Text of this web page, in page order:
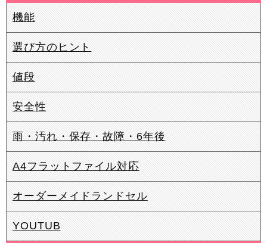
機能
選び方のヒント
値段
安全性
雨・汚れ・保存・故障・6年後
A4フラットファイル対応
オーダーメイドランドセル
YOUTUB